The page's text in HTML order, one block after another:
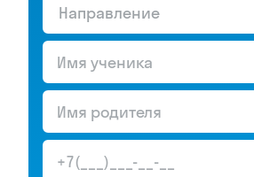
Направление